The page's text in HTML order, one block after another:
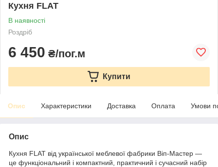
Кухня FLAT
В наявності
Роздріб
6 450 ₴/пог.м
Купити
Опис Характеристики Доставка Оплата Умови
Опис
Кухня FLAT від української меблевої фабрики Віп-Мастер —
це функціональний і компактний, практичний і сучасний набір